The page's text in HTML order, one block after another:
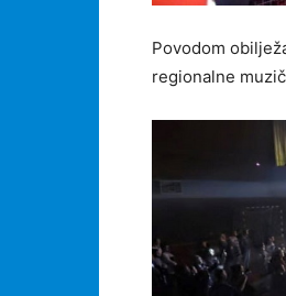
Povodom
regionalne